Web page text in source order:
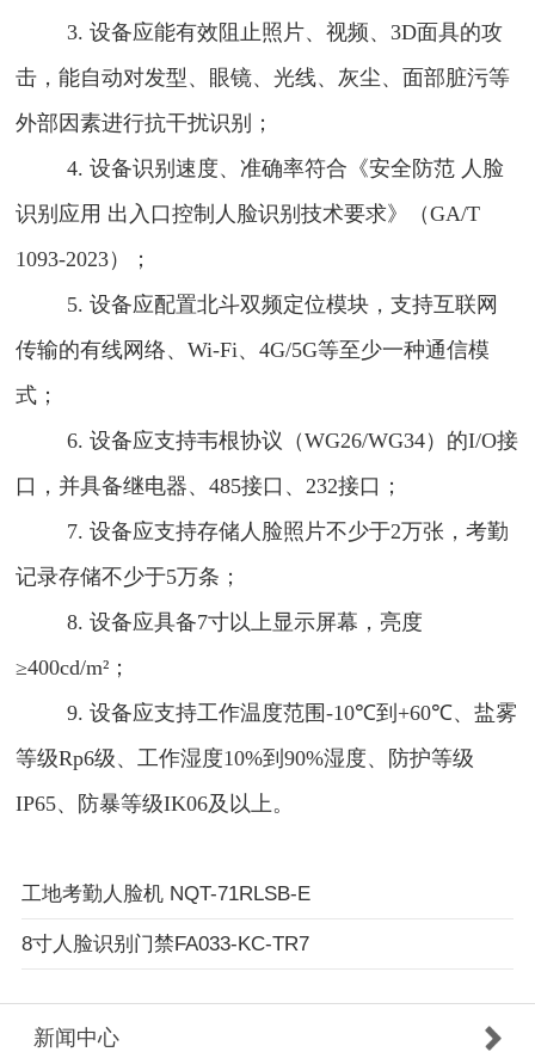
3.设备应能有效阻止照片、视频、3D面具的攻
击，能自动对发型、眼镜、光线、灰尘、面部脏污等
外部因素进行抗干扰识别；
4.设备识别速度、准确率符合《安全防范 人脸
识别应用 出入口控制人脸识别技术要求》（GA/T
1093-2023）；
5.设备应配置北斗双频定位模块，支持互联网
传输的有线网络、Wi-Fi、4G/5G等至少一种通信模
式；
6.设备应支持韦根协议（WG26/WG34）的I/O接
口，并具备继电器、485接口、 232接口；
7.设备应支持存储人脸照片不少于2万张，考勤
记录存储不少于5万条；
8.设备应具备7寸以上显示屏幕，亮度
≥400cd/m² ；
9.设备应支持工作温度范围-10℃到 +60℃、盐雾
等级Rp6级、工作湿度10%到90%湿度、防护等级
IP65、防暴等级IK06及以上。
工地考勤人脸机 NQT-71RLSB-E
8寸人脸识别门禁FA033-KC-TR7
新闻中心